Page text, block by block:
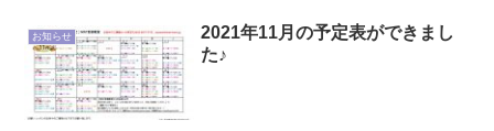
お知らせ
2021年11月の予定表ができまし
た♪